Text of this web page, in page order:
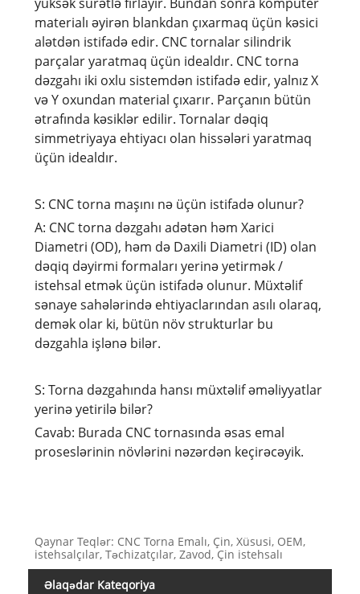
materialı əyirən blankdan çıxarmaq üçün kəsici
alətdən istifadə edir. CNC tornalar silindrik
parçalar yaratmaq üçün idealdır. CNC torna
dəzgahı iki oxlu sistemdən istifadə edir, yalnız X
və Y oxundan material çıxarır. Parçanın bütün
ətrafında kəsiklər edilir. Tornalar dəqiq
simmetriyaya ehtiyacı olan hissələri yaratmaq
üçün idealdır.
S: CNC torna maşını nə üçün istifadə olunur?
A: CNC torna dəzgahı adətən həm Xarici
Diametri (OD), həm də Daxili Diametri (ID) olan
dəqiq dəyirmi formaları yerinə yetirmək /
istehsal etmək üçün istifadə olunur. Müxtəlif
sənaye sahələrində ehtiyaclarından asılı olaraq,
demək olar ki, bütün növ strukturlar bu
dəzgahla işlənə bilər.
S: Torna dəzgahında hansı müxtəlif əməliyyatlar
yerinə yetirilə bilər?
Cavab: Burada CNC tornasında əsas emal
proseslərinin növlərini nəzərdən keçirəcəyik.
Qaynar Teqlər: CNC Torna Emalı, Çin, Xüsusi, OEM,
istehsalçılar, Təchizatçılar, Zavod, Çin istehsalı
Əlaqədar Kateqoriya